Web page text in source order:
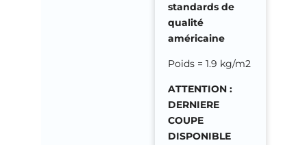
standards de
qualité
américaine
Poids = 1.9 kg/m2
ATTENTION :
DERNIERE
COUPE
DISPONIBLE